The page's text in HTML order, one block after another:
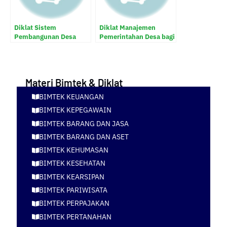
Diklat Sistem
Pembangunan Desa
Diklat Manajemen
Pemerintahan Desa bagi
Materi Bimtek & Diklat
BIMTEK KEUANGAN
BIMTEK KEPEGAWAIN
BIMTEK BARANG DAN JASA
BIMTEK BARANG DAN ASET
BIMTEK KEHUMASAN
BIMTEK KESEHATAN
BIMTEK KEARSIPAN
BIMTEK PARIWISATA
BIMTEK PERPAJAKAN
BIMTEK PERTANAHAN